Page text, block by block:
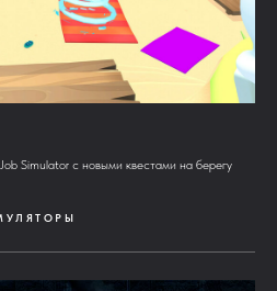
Simulator с новыми квестами на берегу